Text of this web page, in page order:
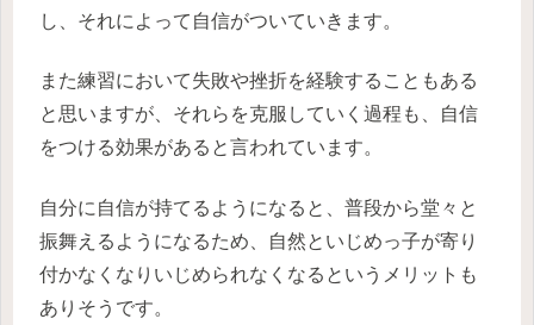
し、それによって自信がついていきます。
また練習において失敗や挫折を経験することもある
と思いますが、それらを克服していく過程も、自信
をつける効果があると言われています。
自分に自信が持てるようになると、普段から堂々と
振舞えるようになるため、自然といじめっ子が寄り
付かなくなりいじめられなくなるというメリットも
ありそうです。